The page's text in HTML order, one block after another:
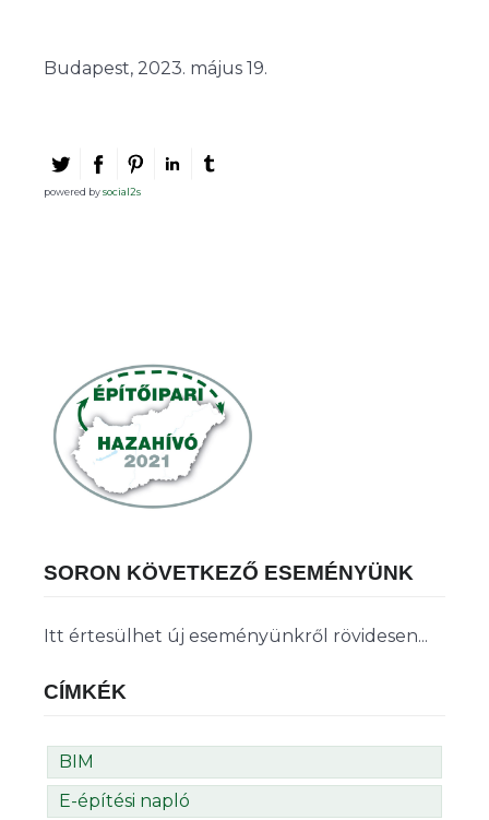
Budapest, 2023. május 19.
powered bysocial2s
SORON KÖVETKEZŐ ESEMÉNYÜNK
Itt értesülhet új eseményünkről rövidesen...
CÍMKÉK
BIM
E-építési napló